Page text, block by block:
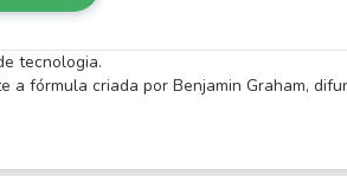
tecnologia.
fórmula criada por Benjamin Graham,